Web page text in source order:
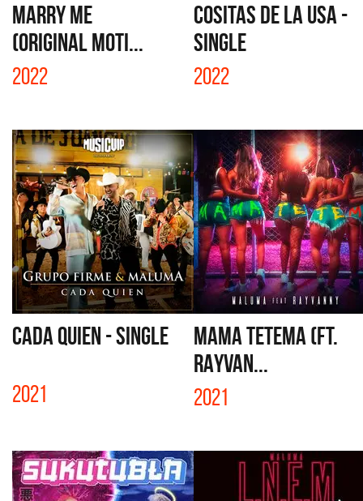
MARRY ME
(ORIGINAL MOTI...
2022
COSITAS DE LA USA -
SINGLE
2022
CADA QUIEN - SINGLE
2021
MAMA TETEMA (FT.
RAYVAN...
2021